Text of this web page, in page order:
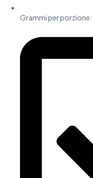
Grammi per porzione: